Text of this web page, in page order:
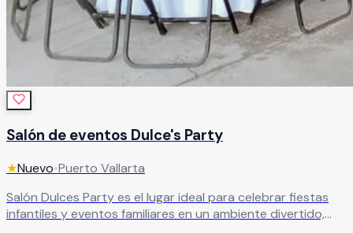
Salón de eventos Dulce's Party
★Nuevo•Puerto Vallarta
Salón Dulces Party es el lugar ideal para celebrar fiestas
infantiles y eventos familiares en un ambiente divertido,